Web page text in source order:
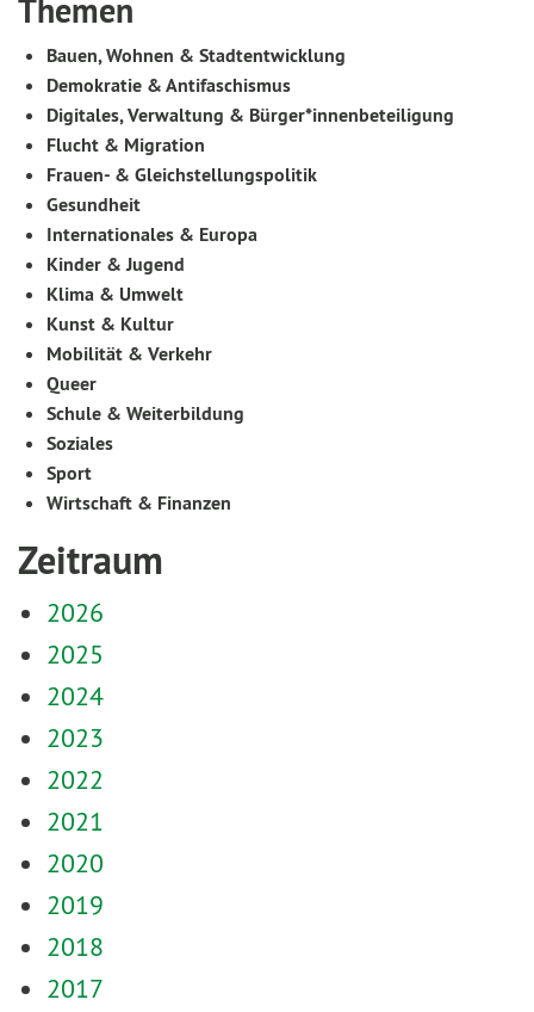
Themen
Bauen, Wohnen & Stadtentwicklung
Demokratie & Antifaschismus
Digitales, Verwaltung & Bürger*innenbeteiligung
Flucht & Migration
Frauen- & Gleichstellungspolitik
Gesundheit
Internationales & Europa
Kinder & Jugend
Klima & Umwelt
Kunst & Kultur
Mobilität & Verkehr
Queer
Schule & Weiterbildung
Soziales
Sport
Wirtschaft & Finanzen
Zeitraum
2026
2025
2024
2023
2022
2021
2020
2019
2018
2017